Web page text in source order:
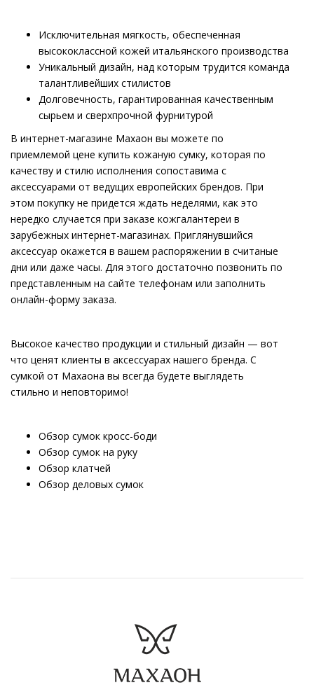
Исключительная мягкость, обеспеченная
высококлассной кожей итальянского производства
Уникальный дизайн, над которым трудится команда
талантливейших стилистов
Долговечность, гарантированная качественным
сырьем и сверхпрочной фурнитурой
В интернет-магазине Махаон вы можете по
приемлемой цене купить кожаную сумку, которая по
качеству и стилю исполнения сопоставима с
аксессуарами от ведущих европейских брендов. При
этом покупку не придется ждать неделями, как это
нередко случается при заказе кожгалантереи в
зарубежных интернет-магазинах. Приглянувшийся
аксессуар окажется в вашем распоряжении в считаные
дни или даже часы. Для этого достаточно позвонить по
представленным на сайте телефонам или заполнить
онлайн-форму заказа.
Высокое качество продукции и стильный дизайн — вот
что ценят клиенты в аксессуарах нашего бренда. С
сумкой от Махаона вы всегда будете выглядеть
стильно и неповторимо!
Обзор сумок кросс-боди
Обзор сумок на руку
Обзор клатчей
Обзор деловых сумок